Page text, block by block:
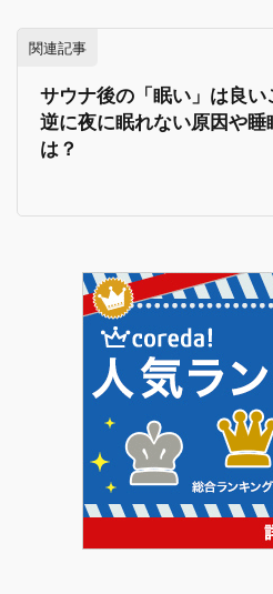
関連記事
サウナ後の「眠い」は良い
逆に夜に眠れない原因や睡
は？